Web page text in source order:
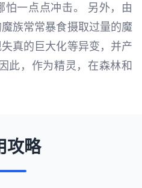
怕一点点冲击。 另外，由
族常常暴食摄取过量的魔
真的巨大化等异变，并产
此，作为精灵，在森林和
攻略